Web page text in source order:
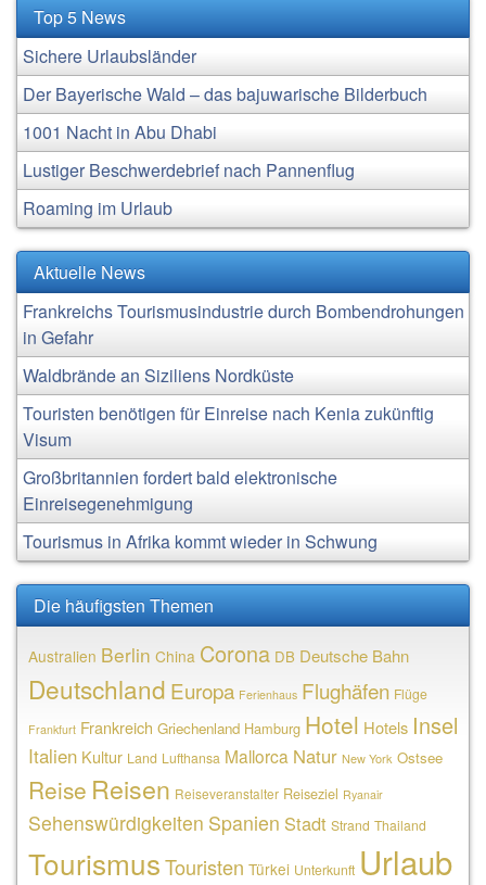
Top 5 News
Sichere Urlaubsländer
Der Bayerische Wald – das bajuwarische Bilderbuch
1001 Nacht in Abu Dhabi
Lustiger Beschwerdebrief nach Pannenflug
Roaming im Urlaub
Aktuelle News
Frankreichs Tourismusindustrie durch Bombendrohungen
in Gefahr
Waldbrände an Siziliens Nordküste
Touristen benötigen für Einreise nach Kenia zukünftig
Visum
Großbritannien fordert bald elektronische
Einreisegenehmigung
Tourismus in Afrika kommt wieder in Schwung
Die häufigsten Themen
Australien Berlin China Corona DB Deutsche Bahn
Deutschland Europa Ferienhaus Flughäfen Flüge
Frankfurt Frankreich Griechenland Hamburg Hotel Hotels Insel
Italien Kultur Land Lufthansa Mallorca Natur New York Ostsee
Reise Reisen Reiseveranstalter Reiseziel Ryanair
Sehenswürdigkeiten Spanien Stadt Strand Thailand
TourismusTouristen Türkei Unterkunft Urlaub